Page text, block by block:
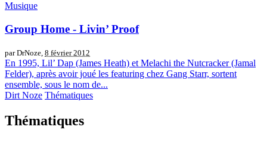
Musique
Group Home - Livin’ Proof
par DrNoze, 8 février 2012
En 1995, Lil’ Dap (James Heath) et Melachi the Nutcracker (Jamal
Felder), après avoir joué les featuring chez Gang Starr, sortent
ensemble, sous le nom de...
Dirt Noze Thématiques
Thématiques